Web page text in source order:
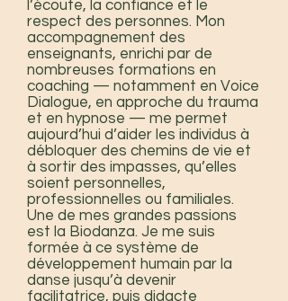
l’écoute, la confiance et le
respect des personnes. Mon
accompagnement des
enseignants, enrichi par de
nombreuses formations en
coaching — notamment en Voice
Dialogue, en approche du trauma
et en hypnose — me permet
aujourd’hui d’aider les individus à
débloquer des chemins de vie et
à sortir des impasses, qu’elles
soient personnelles,
professionnelles ou familiales.
Une de mes grandes passions
est la Biodanza. Je me suis
formée à ce système de
développement humain par la
danse jusqu’à devenir
facilitatrice, puis didacte